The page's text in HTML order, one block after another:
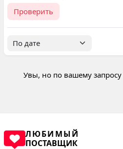
Проверить
Увы, но по вашему
ЛЮБИМЫЙ
ПОСТАВЩИК